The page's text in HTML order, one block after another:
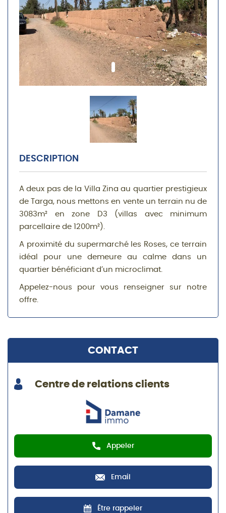
DESCRIPTION
A deux pas de la Villa Zina au quartier prestigieux
de Targa, nous mettons en vente un terrain nu de
3083m² en zone D3 (villas avec minimum
parcellaire de 1200m²).
A proximité du supermarché les Roses, ce terrain
idéal pour une demeure au calme dans un
quartier bénéficiant d’un microclimat.
Appelez-nous pour vous renseigner sur notre
offre.
CONTACT
Centre de relations clients
Appeler
Email
Être rappeler